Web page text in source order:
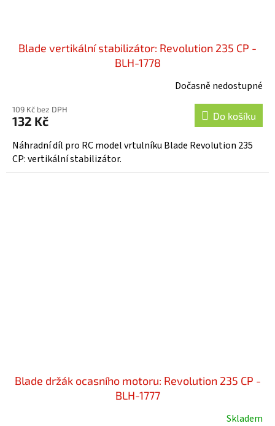
Blade vertikální stabilizátor: Revolution 235 CP -
BLH-1778
Dočasně nedostupné
109 Kč bez DPH
132 Kč Do košíku
Náhradní díl pro RC model vrtulníku Blade Revolution 235
CP: vertikální stabilizátor.
Blade držák ocasního motoru: Revolution 235 CP -
BLH-1777
Skladem